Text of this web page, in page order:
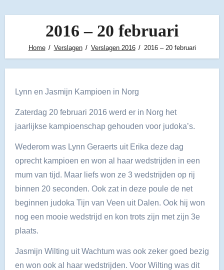
2016 – 20 februari
Home Verslagen Verslagen 2016 2016 – 20 februari
Lynn en Jasmijn Kampioen in Norg
Zaterdag 20 februari 2016 werd er in Norg het
jaarlijkse kampioenschap gehouden voor judoka’s.
Wederom was Lynn Geraerts uit Erika deze dag
oprecht kampioen en won al haar wedstrijden in een
mum van tijd. Maar liefs won ze 3 wedstrijden op rij
binnen 20 seconden. Ook zat in deze poule de net
beginnen judoka Tijn van Veen uit Dalen. Ook hij won
nog een mooie wedstrijd en kon trots zijn met zijn 3e
plaats.
Jasmijn Wilting uit Wachtum was ook zeker goed bezig
en won ook al haar wedstrijden. Voor Wilting was dit